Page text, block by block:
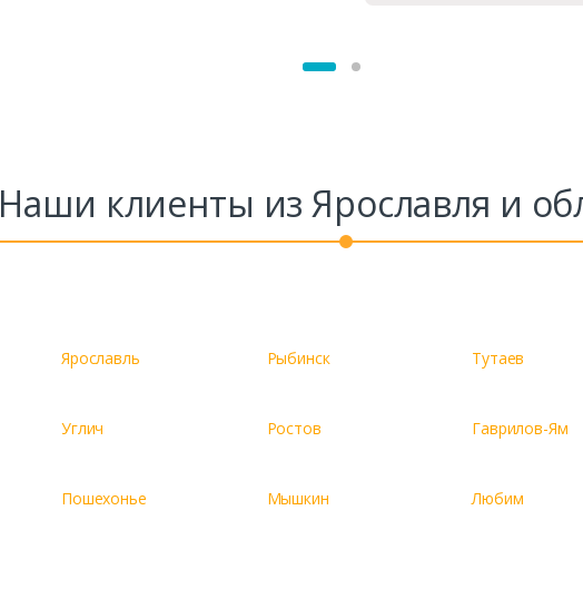
Наши клиенты из Ярославля и
Ярославль Рыбинск Тутаев
Углич Ростов Гаврилов-Ям
Пошехонье Мышкин Любим